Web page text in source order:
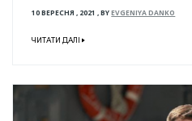
10 ВЕРЕСНЯ , 2021 ,BYEVGENIYA DANKO
ЧИТАТИ ДАЛІ